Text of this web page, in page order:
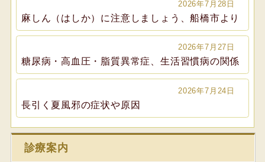
2026年7月28日
麻しん（はしか）に注意しましょう、船橋市より
2026年7月27日
糖尿病・高血圧・脂質異常症、生活習慣病の関係
2026年7月24日
長引く夏風邪の症状や原因
診療案内